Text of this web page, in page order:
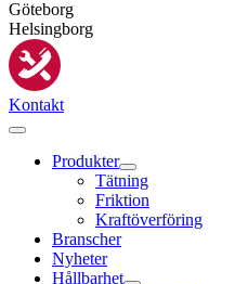
Göteborg
Helsingborg
Kontakt
Produkter
Tätning
Friktion
Kraftöverföring
Branscher
Nyheter
Hållbarhet